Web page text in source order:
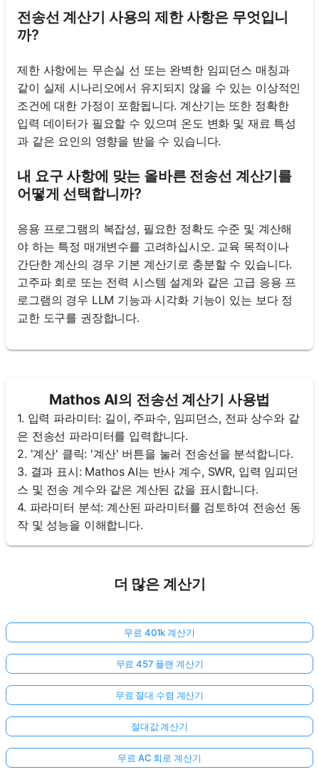
전송선 계산기 사용의 제한 사항은 무엇입니
까?
제한 사항에는 무손실 선 또는 완벽한 임피던스 매칭과
같이 실제 시나리오에서 유지되지 않을 수 있는 이상적인
조건에 대한 가정이 포함됩니다. 계산기는 또한 정확한
입력 데이터가 필요할 수 있으며 온도 변화 및 재료 특성
과 같은 요인의 영향을 받을 수 있습니다.
내 요구 사항에 맞는 올바른 전송선 계산기를
어떻게 선택합니까?
응용 프로그램의 복잡성, 필요한 정확도 수준 및 계산해
야 하는 특정 매개변수를 고려하십시오. 교육 목적이나
간단한 계산의 경우 기본 계산기로 충분할 수 있습니다.
고주파 회로 또는 전력 시스템 설계와 같은 고급 응용 프
로그램의 경우 LLM 기능과 시각화 기능이 있는 보다 정
교한 도구를 권장합니다.
Mathos AI의 전송선 계산기 사용법
1. 입력 파라미터: 길이, 주파수, 임피던스, 전파 상수와 같
은 전송선 파라미터를 입력합니다.
2. '계산' 클릭: '계산' 버튼을 눌러 전송선을 분석합니다.
3. 결과 표시: Mathos AI는 반사 계수, SWR, 입력 임피던
스 및 전송 계수와 같은 계산된 값을 표시합니다.
4. 파라미터 분석: 계산된 파라미터를 검토하여 전송선 동
작 및 성능을 이해합니다.
더 많은 계산기
무료 401k 계산기
무료 457 플랜 계산기
무료 절대 수렴 계산기
절대값 계산기
무료 AC 회로 계산기